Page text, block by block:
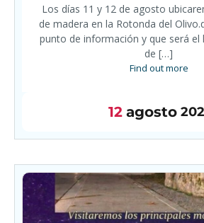
Los días 11 y 12 de agosto
de madera en la Rotonda del
punto de información y que será el
de […]
Find out more
12 agosto